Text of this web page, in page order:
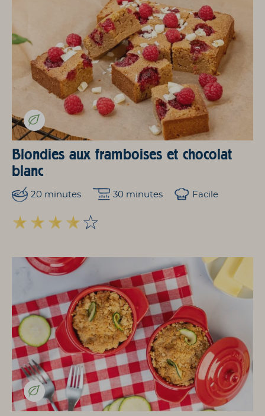
Blondies aux framboises et chocolat
blanc
20 minutes 30 minutes Facile